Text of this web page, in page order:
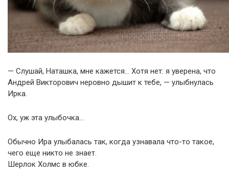
— Слушай, Наташка, мне кажется… Хотя нет: я уверена, что
Андрей Викторович неровно дышит к тебе, — улыбнулась
Ирка.
Ох, уж эта улыбочка…
Обычно Ира улыбалась так, когда узнавала что-то такое,
чего еще никто не знает.
Шерлок Холмс в юбке.